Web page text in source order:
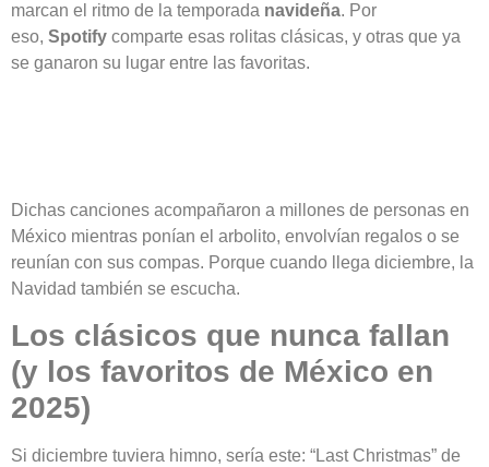
marcan el ritmo de la temporada navideña. Por
eso, Spotify comparte esas rolitas clásicas, y otras que ya
se ganaron su lugar entre las favoritas.
Dichas canciones acompañaron a millones de personas en
México mientras ponían el arbolito, envolvían regalos o se
reunían con sus compas. Porque cuando llega diciembre, la
Navidad también se escucha.
Los clásicos que nunca fallan
(y los favoritos de México en
2025)
Si diciembre tuviera himno, sería este: “Last Christmas” de